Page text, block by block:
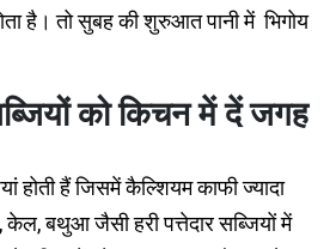
है। तो सुबह की शुरुआत पानी में भिगोय
को किचन में दें जगह
होती हैं जिसमें कैल्शियम काफी ज्यादा
केल, बथुआ जैसी हरी पत्तेदार सब्जियों में